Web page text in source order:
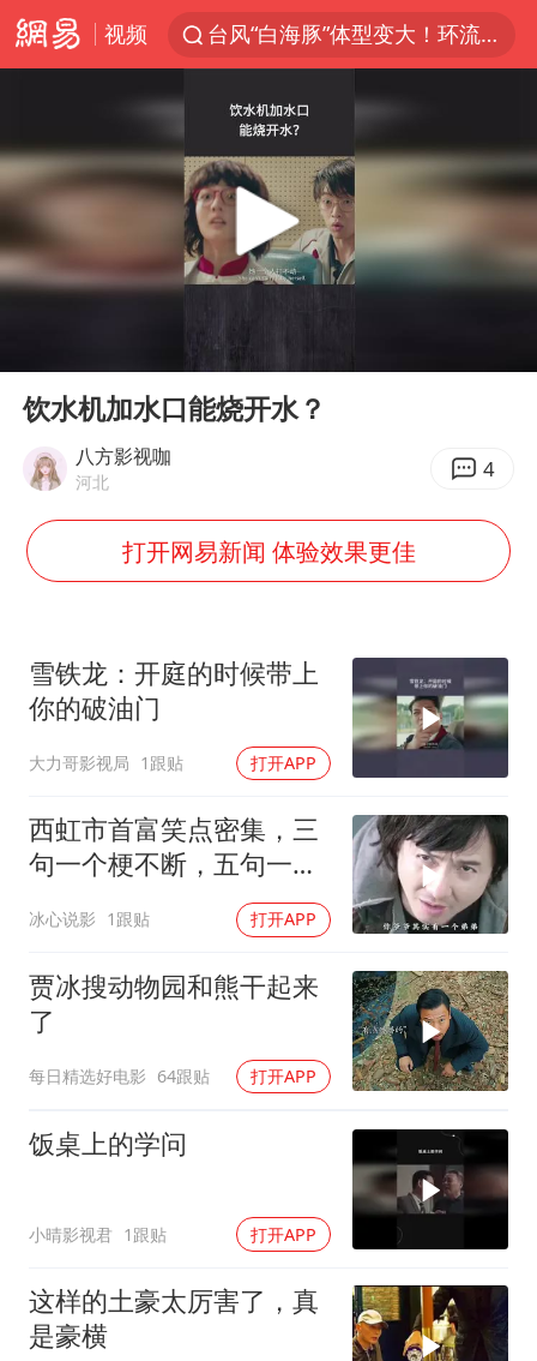
视频
台风“白海豚”体型变大！环流面积接近13个浙江那么大
直击泰国校园6死枪击案现场
四川宜宾市高县发生4.9级地震
国防部：坚决反制任何闹海挑衅图谋
方程豹钛9新车申报
江苏发布台风蓝色预警
命案逃犯躲进深山21年活得像野人
广岛核爆81周年央视播《奥本海默》
今日立秋你咬秋了吗
东方之约 相约未来
Play
饮水机加水口能烧开水？
八方影视咖
河北 4
打开网易新闻 体验效果更佳
雪铁龙：开庭的时候带上
你的破油门
大力哥影视局 1跟贴 打开APP
西虹市首富笑点密集，三
句一个梗不断，五句一个
冰心说影 1跟贴 打开APP
贾冰搜动物园和熊干起来
了
每日精选好电影 64跟贴 打开APP
饭桌上的学问
小晴影视君 1跟贴 打开APP
这样的土豪太厉害了，真
是豪横